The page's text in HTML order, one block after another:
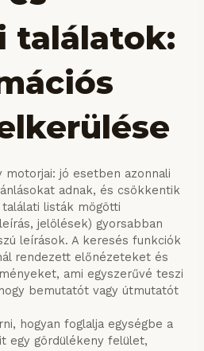
találatok:
jó esetben azonnali
adnak, és csökkentik
listák mögötti
jelölések) gyorsabban
leírások. A keresés funkciók
rendezett előnézeteket és
ami egyszerűvé teszi
bemutatót vagy útmutatót
hogyan foglalja egységbe a
egy gördülékeny felület,